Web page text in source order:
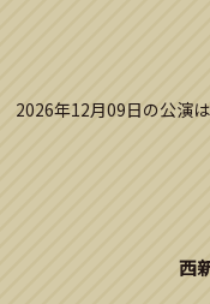
2026年12月09日の公演は
西